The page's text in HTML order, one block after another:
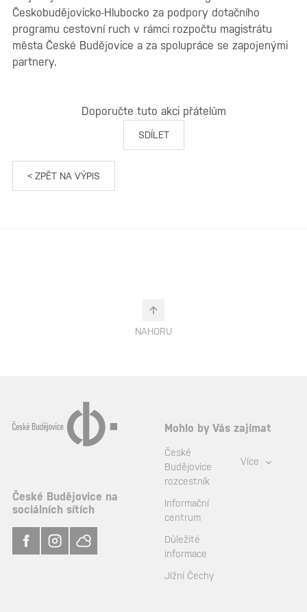
Českobudějovicko-Hlubocko za podpory dotačního
programu cestovní ruch v rámci rozpočtu magistrátu
města České Budějovice a za spolupráce se zapojenými
partnery.
Doporučte tuto akci přátelům
SDÍLET
< ZPĚT NA VÝPIS
NAHORU
České Budějovice na
sociálních sítích
Mohlo by Vás zajímat
České
Budějovice
rozcestník
Informační
centrum
Důležité
informace
Jižní Čechy
Více